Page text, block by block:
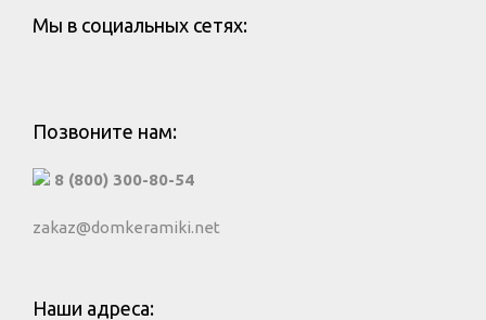
Мы в социальных сетях:
Позвоните нам:
8 (800) 300-80-54
zakaz@domkeramiki.net
Наши адреса: